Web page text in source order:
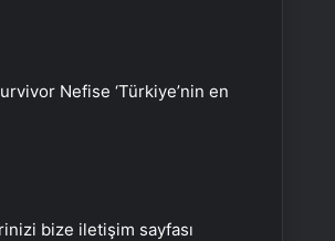
Nefise ‘Türkiye’nin en
bize iletişim sayfası
Bayi